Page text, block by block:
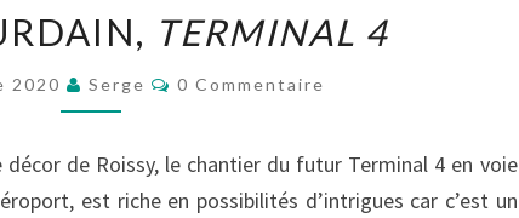
JOURDAIN,
TERMINAL
4
TERMINAL 4
2020 Serge Commentaires
0 Commentaire
de Roissy, le chantier du futur Terminal 4 en voie
est riche en possibilités d’intrigues car c’est un